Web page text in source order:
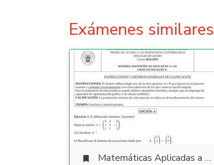
Exámenes similares
 Matemáticas Aplicadas a las Ciencias Sociales